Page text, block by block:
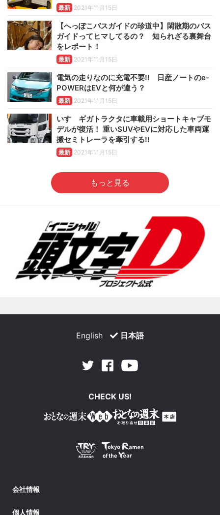
最新 2021年11月15日
【へっぽこバスガイドの珍道中】閑散期のバス
ガイドってヒマしてるの？ 知られざる裏舞台
をレポート！
最新 2021年11月15日
電気の走りなのに充電不要!! 日産ノートのe-
POWERはEVと何が違う？
最新 2021年11月15日
いすゞギガトラクタに車載用ショートキャブモ
デルが復活！ 重いSUVやEVに対応した車両運
搬セミトレーラを牽引する!!
最新 2021年11月15日
もっと見る
English 日本語
Twitter Facebook
CHECK US!
会社情報
個人情報